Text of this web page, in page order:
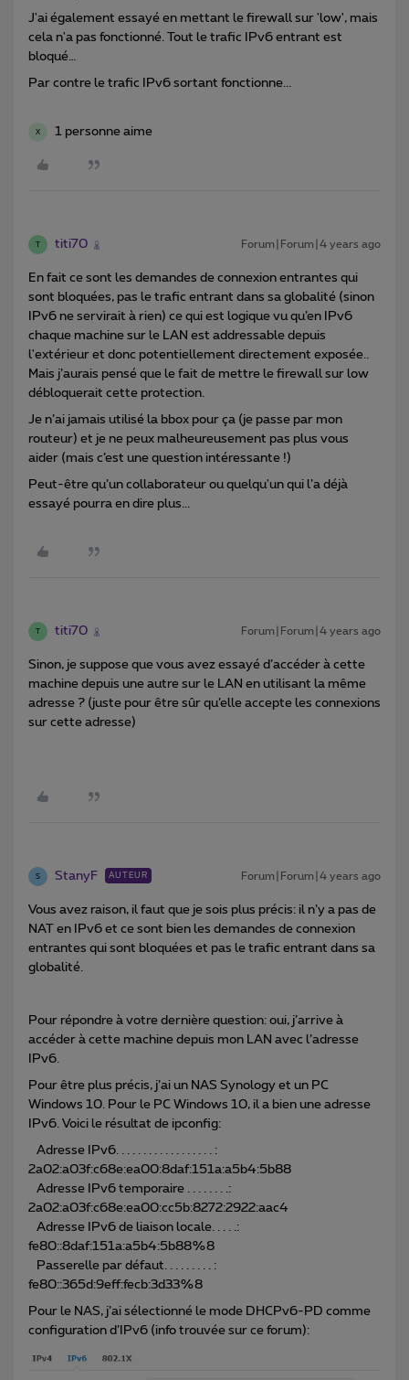
J'ai également essayé en mettant le firewall sur 'low', mais
cela n'a pas fonctionné. Tout le trafic IPv6 entrant est
bloqué…
Par contre le trafic IPv6 sortant fonctionne...
X 1 personne aime
T titi70 Forum|Forum|4 years ago
En fait ce sont les demandes de connexion entrantes qui
sont bloquées, pas le trafic entrant dans sa globalité (sinon
IPv6 ne servirait à rien) ce qui est logique vu qu’en IPv6
chaque machine sur le LAN est addressable depuis
l'extérieur et donc potentiellement directement exposée..
Mais j’aurais pensé que le fait de mettre le firewall sur low
débloquerait cette protection.
Je n’ai jamais utilisé la bbox pour ça (je passe par mon
routeur) et je ne peux malheureusement pas plus vous
aider (mais c’est une question intéressante !)
Peut-être qu’un collaborateur ou quelqu'un qui l’a déjà
essayé pourra en dire plus...
T titi70 Forum|Forum|4 years ago
Sinon, je suppose que vous avez essayé d’accéder à cette
machine depuis une autre sur le LAN en utilisant la même
adresse ? (juste pour être sûr qu’elle accepte les connexions
sur cette adresse)
S StanyF AUTEUR Forum|Forum|4 years ago
Vous avez raison, il faut que je sois plus précis: il n’y a pas de
NAT en IPv6 et ce sont bien les demandes de connexion
entrantes qui sont bloquées et pas le trafic entrant dans sa
globalité.
Pour répondre à votre dernière question: oui, j’arrive à
accéder à cette machine depuis mon LAN avec l’adresse
IPv6.
Pour être plus précis, j’ai un NAS Synology et un PC
Windows 10. Pour le PC Windows 10, il a bien une adresse
IPv6. Voici le résultat de ipconfig:
Adresse IPv6. . . . . . . . . . . . . . . . . . :
2a02:a03f:c68e:ea00:8daf:151a:a5b4:5b88
Adresse IPv6 temporaire . . . . . . . .:
2a02:a03f:c68e:ea00:cc5b:8272:2922:aac4
Adresse IPv6 de liaison locale. . . . .:
fe80::8daf:151a:a5b4:5b88%8
Passerelle par défaut. . . . . . . . . :
fe80::365d:9eff:fecb:3d33%8
Pour le NAS, j’ai sélectionné le mode DHCPv6-PD comme
configuration d’IPv6 (info trouvée sur ce forum):